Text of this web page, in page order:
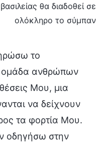
θα διαδοθεί σε
ολόκληρο το σύμπαν
το
ομάδα ανθρώπων
Μου, μια
να δείχνουν
τα φορτία Μου.
οδηγήσω στην